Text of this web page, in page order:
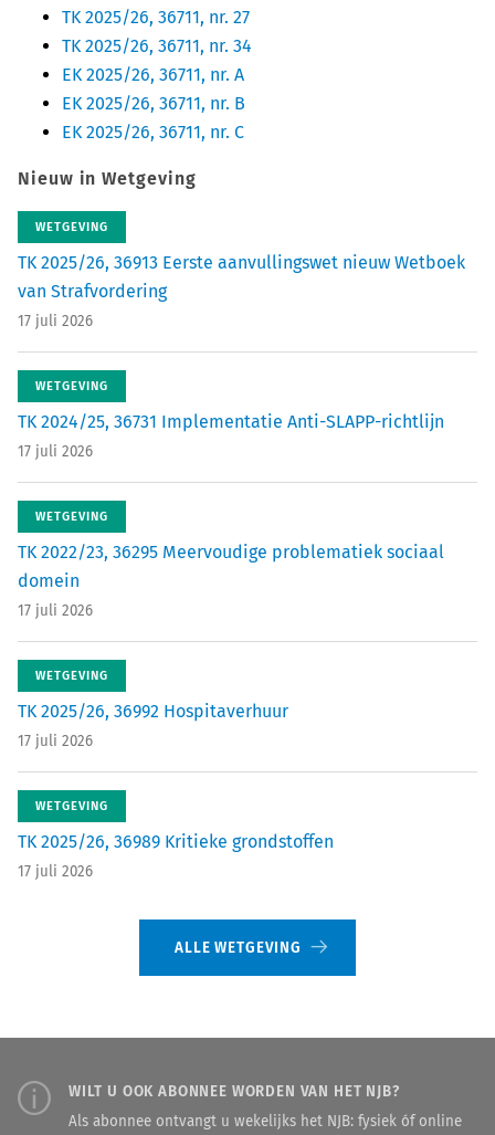
TK 2025/26, 36711, nr. 27
TK 2025/26, 36711, nr. 34
EK 2025/26, 36711, nr. A
EK 2025/26, 36711, nr. B
EK 2025/26, 36711, nr. C
Nieuw in Wetgeving
WETGEVING
TK 2025/26, 36913 Eerste aanvullingswet nieuw Wetboek
van Strafvordering
17 juli 2026
WETGEVING
TK 2024/25, 36731 Implementatie Anti-SLAPP-richtlijn
17 juli 2026
WETGEVING
TK 2022/23, 36295 Meervoudige problematiek sociaal
domein
17 juli 2026
WETGEVING
TK 2025/26, 36992 Hospitaverhuur
17 juli 2026
WETGEVING
TK 2025/26, 36989 Kritieke grondstoffen
17 juli 2026
ALLE WETGEVING
WILT U OOK ABONNEE WORDEN VAN HET NJB?
Als abonnee ontvangt u wekelijks het NJB: fysiek óf online